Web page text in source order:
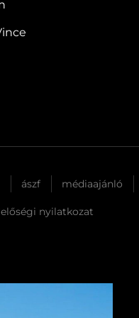
ászf médiaajánló
nyilatkozat